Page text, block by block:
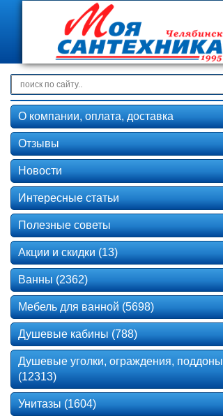
О компании, оплата, доставка
Отзывы
Новости
Интересные статьи
Полезные советы
Акции и скидки (13)
Ванны (2362)
Мебель для ванной (5698)
Душевые кабины (788)
Душевые уголки, ограждения, поддоны
(12313)
Унитазы (1604)